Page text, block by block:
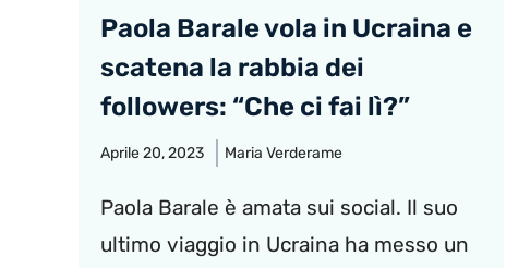
Paola Barale vola in Ucraina e
scatena la rabbia dei
followers: “Che ci fai lì?”
Aprile 20, 2023 Maria Verderame
Paola Barale è amata sui social. Il suo
ultimo viaggio in Ucraina ha messo un